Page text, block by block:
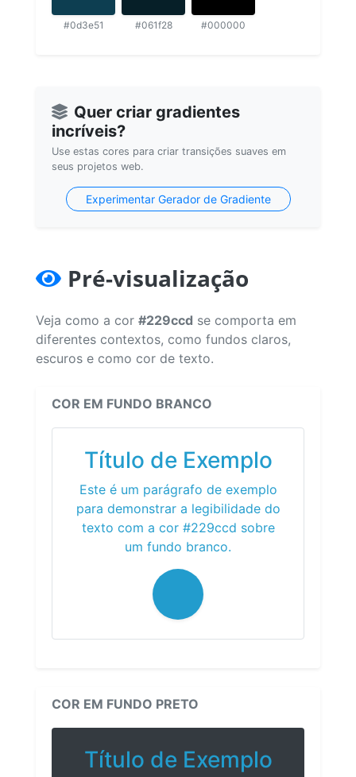
#0d3e51 #061f28 #000000
Quer criar gradientes
incríveis?
Use estas cores para criar transições suaves em
seus projetos web.
Experimentar Gerador de Gradiente
Pré-visualização
Veja como a cor #229ccd se comporta em
diferentes contextos, como fundos claros,
escuros e como cor de texto.
COR EM FUNDO BRANCO
Título de Exemplo
Este é um parágrafo de exemplo
para demonstrar a legibilidade do
texto com a cor #229ccd sobre
um fundo branco.
COR EM FUNDO PRETO
Título de Exemplo